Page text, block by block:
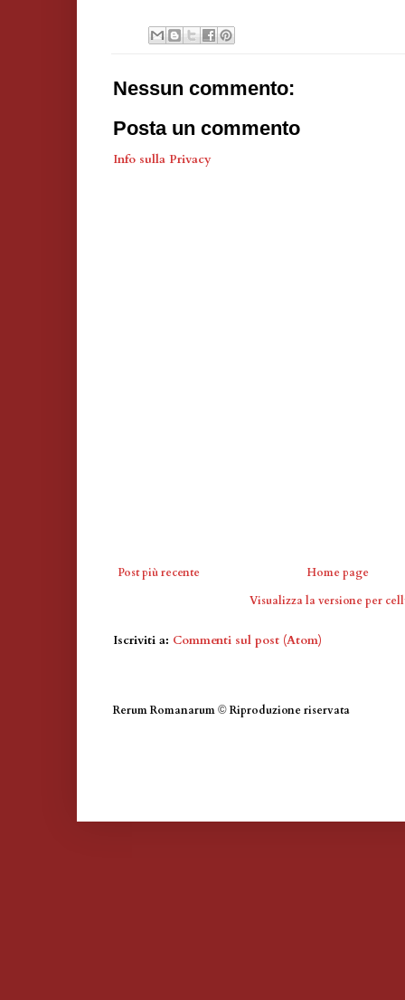
Nessun commento:
Posta un commento
Info sulla Privacy
Post più recente
Home page
Visualizza la versione per
Iscriviti a: Commenti sul post (Atom)
Rerum Romanarum © Riproduzione riservata